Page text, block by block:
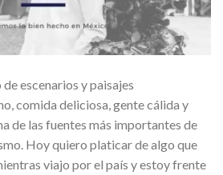
escenarios y paisajes
comida deliciosa, gente cálida y
de las fuentes más importantes de
Hoy quiero platicar de algo que
viajo por el país y estoy frente